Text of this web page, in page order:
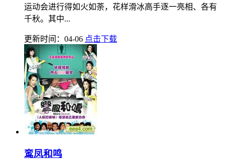
运动会进行得如火如荼，花样滑冰高手逐一亮相、各有
千秋。其中...
更新时间：04-06 点击下载
鸾凤和鸣